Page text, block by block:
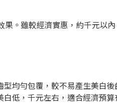
。雖較經濟實惠，約千元以
均勻包覆，較不易產生美白
低，千元左右，適合經濟預算